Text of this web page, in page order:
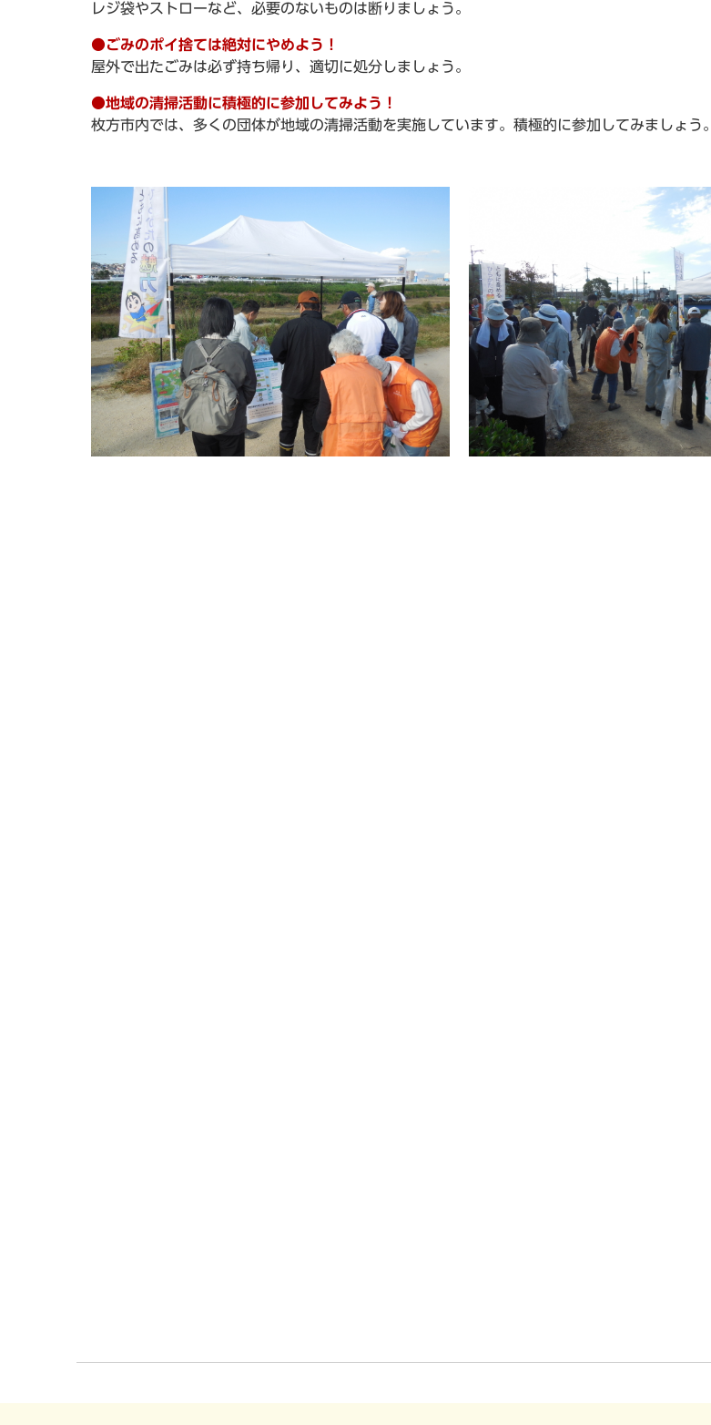
レジ袋やストローなど、必要のないものは断りましょう。
●ごみのポイ捨ては絶対にやめよう！
屋外で出たごみは必ず持ち帰り、適切に処分しましょう。
●地域の清掃活動に積極的に参加してみよう！
枚方市内では、多くの団体が地域の清掃活動を実施しています。積極的に参加してみましょう。